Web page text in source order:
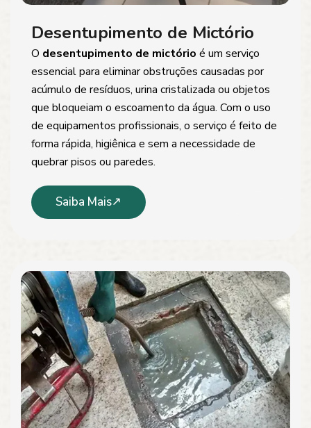
Desentupimento de Mictório
O desentupimento de mictório é um serviço
essencial para eliminar obstruções causadas por
acúmulo de resíduos, urina cristalizada ou objetos
que bloqueiam o escoamento da água. Com o uso
de equipamentos profissionais, o serviço é feito de
forma rápida, higiênica e sem a necessidade de
quebrar pisos ou paredes.
Saiba Mais